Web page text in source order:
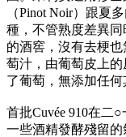
（Pinot Noir）跟夏
種，不管熟度差異
的酒窖，沒有去梗
萄汁，由葡萄皮上
了葡萄，無添加任何
首批Cuvée 910在二
一些酒精發酵殘留